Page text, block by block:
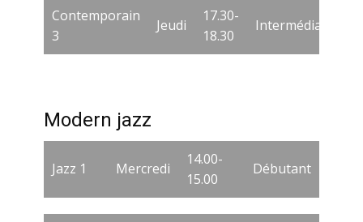
Contemporain
3
Jeudi
17.30-
18.30
Intermédiaire/
Modern jazz
Jazz 1 Mercredi
14.00-
15.00
Débutant